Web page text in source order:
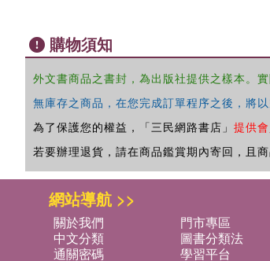
購物須知
外文書商品之書封，為出版社提供之樣本。
無庫存之商品，在您完成訂單程序之後，將
為了保護您的權益，「三民網路書店」 提供
若要辦理退貨，請在商品鑑賞期內寄回，且
網站導航 >>
關於我們 門市專區
中文分類
圖書分類法
通關密碼
學習平台